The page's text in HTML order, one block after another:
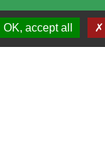
OK, accept all